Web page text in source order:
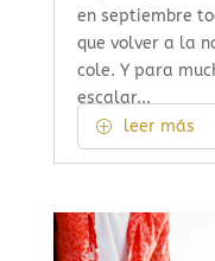
en septiembre
que volver a la
cole. Y para
escalar...
leer más